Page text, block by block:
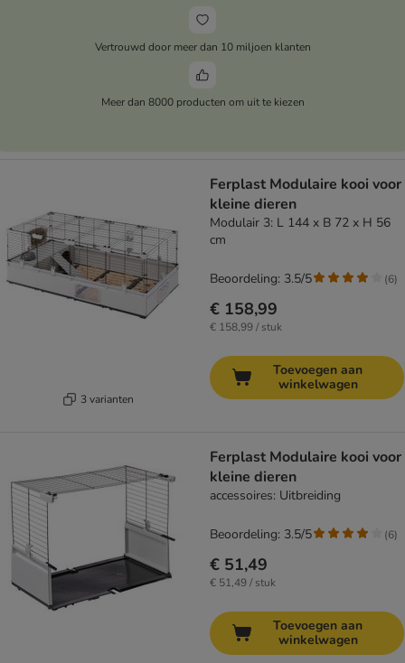
Vertrouwd door meer dan 10 miljoen klanten
Meer dan 8000 producten om uit te kiezen
3 varianten
Ferplast Modulaire kooi voor
kleine dieren
Modulair 3: L 144 x B 72 x H 56
cm
€ 158,99
€ 158,99 / stuk
Beoordeling: 3.5/5 (6)
Toevoegen aan
winkelwagen
Ferplast Modulaire kooi voor
kleine dieren
accessoires: Uitbreiding
€ 51,49
€ 51,49 / stuk
Beoordeling: 3.5/5 (6)
Toevoegen aan
winkelwagen